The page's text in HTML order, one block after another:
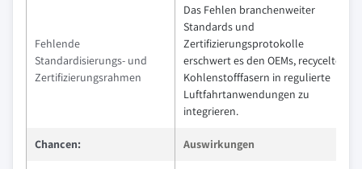
Fehlende
Standardisierungs- und
Zertifizierungsrahmen
Das Fehlen branchenweiter
Standards und
Zertifizierungsprotokolle
erschwert es den OEMs, recycelte
Kohlenstofffasern in regulierte
Luftfahrtanwendungen zu
integrieren.
Chancen: Auswirkungen